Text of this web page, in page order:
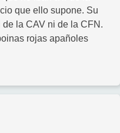
que ello supone. Su
la CAV ni de la CFN.
rojas apañoles